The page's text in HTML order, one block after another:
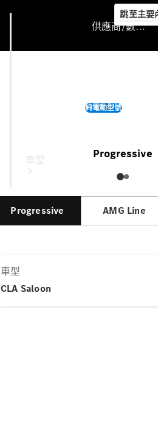
跳至主要
純電動車型
供應商/數據保護
純電動型號
Progressive
Progressive AMG Line
車型
CLA Saloon